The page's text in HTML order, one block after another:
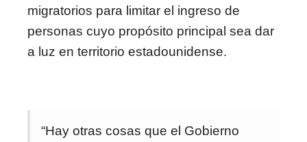
migratorios para limitar el ingreso de
personas cuyo propósito principal sea dar
a luz en territorio estadounidense.
“Hay otras cosas que el Gobierno